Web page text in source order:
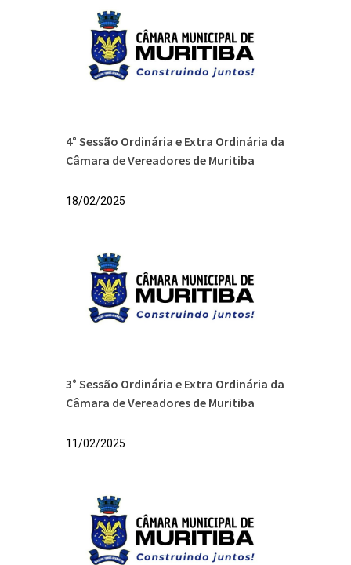
4° Sessão Ordinária e Extra Ordinária da
Câmara de Vereadores de Muritiba
18/02/2025
3° Sessão Ordinária e Extra Ordinária da
Câmara de Vereadores de Muritiba
11/02/2025